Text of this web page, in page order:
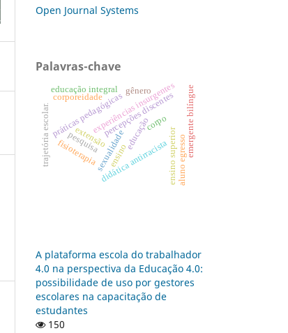
Open Journal Systems
Palavras-chave
educaçãocorpo
ensino
pesquisa
extensão
práticas pedagógicas
didática antirracista
experiências insurgentes
educação integral
percepções discentes
trajetória escolar. ensino superioraluno egresso
fisioterapia emergente bilíngue
gênero
sexualidade
corporeidade
A plataforma escola do trabalhador
4.0 na perspectiva da Educação 4.0:
possibilidade de uso por gestores
escolares na capacitação de
estudantes
150